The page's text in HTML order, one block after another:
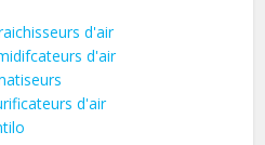
d'air
d'air
d'air